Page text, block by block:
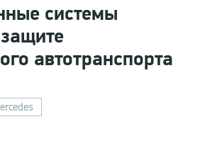
системы
автотранспорта